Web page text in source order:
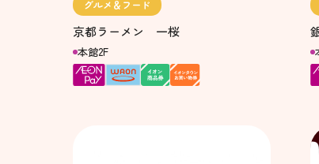
グルメ＆フード
京都ラーメン 一桜
本館2F